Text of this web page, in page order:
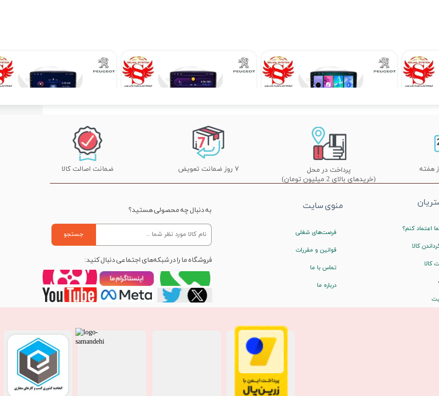
مانیتور اندروید پژو 207 مدل 7 اینچی
پرداخت در محل
(خریدهای بالای 2 میلیون تومان)
۷ روز ضمانت تعویض ضمانت اصالت کالا
اعتماد کنم؟
کالا
کالا
منوی سایت
فرصت‌های شغلی
قوانین و مقررات
تماس با ما
درباره ما
به دنبال چه محصولی هستید؟
جستجو
فروشگاه ما را در شبکه‌های اجتماعی دنبال کنید: